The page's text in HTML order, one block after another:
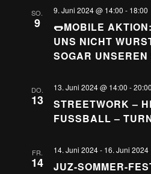
SO.
9
9. Juni 2024 @ 14:00 - 18:00
🌭MOBILE
UNS NICHT
SOGAR
DO.
13
13. Juni 2024 @ 14:00 -20:00
STREETWORK –
FUSSBALL –
FR.
14
14. Juni 2024- 16. Juni 2024
JUZ-SOMMER-